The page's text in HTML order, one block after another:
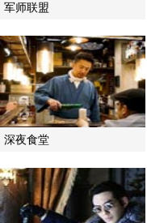
军师联盟
深夜食堂